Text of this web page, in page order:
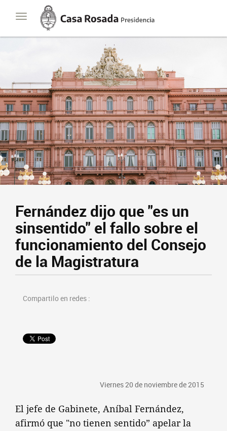
Toggle
navigation
Casa
Rosada
Presidencia
de
Fernández dijo que "es un
sinsentido" el fallo sobre el
funcionamiento del Consejo
de la Magistratura
Compartilo en redes :
Viernes 20 de noviembre de 2015
El jefe de Gabinete, Aníbal Fernández,
afirmó que "no tienen sentido” apelar la